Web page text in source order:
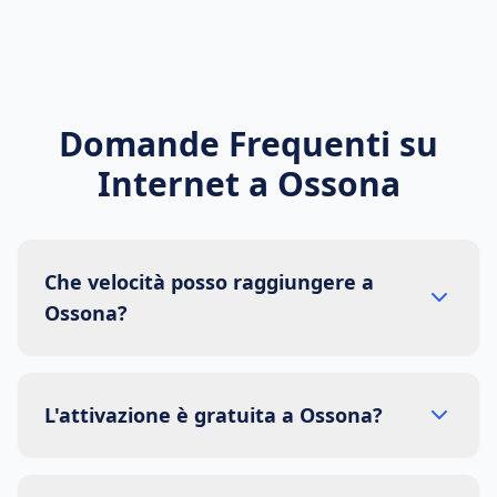
Domande Frequenti su
Internet a Ossona
Che velocità posso raggiungere a
Ossona?
L'attivazione è gratuita a Ossona?